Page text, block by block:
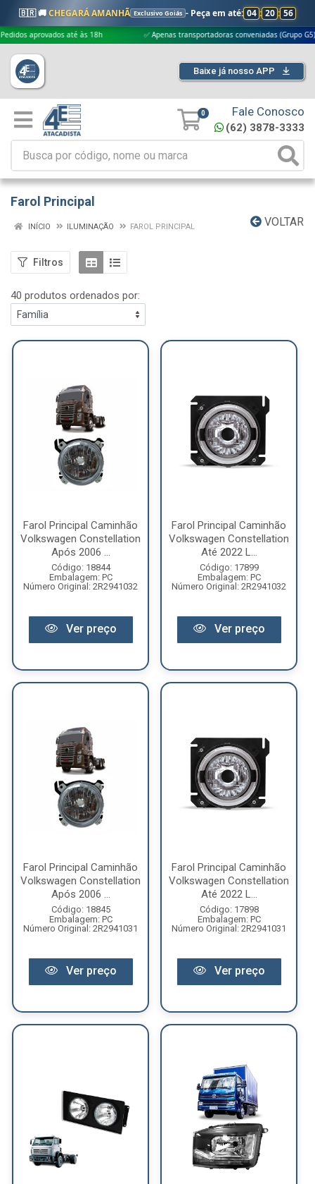
🇧🇷 🚚CHEGARÁ AMANHÃ Exclusivo Goiás - Peça em até: 04 : 20 : 54
até às 18h ✅ Apenas transportadoras conveniadas (Grupo G5)
Baixe já nosso APP
0 Fale Conosco
(62) 3878-3333
Farol Principal
VOLTAR
INÍCIO ILUMINAÇÃO FAROL PRINCIPAL
Filtros
40 produtos ordenados por:
Farol Principal Caminhão
Volkswagen Constellation
Após 2006 ...
Código: 18844
Embalagem: PC
Número Original: 2R2941032
Ver preço
Farol Principal Caminhão
Volkswagen Constellation
Até 2022 L...
Código: 17899
Embalagem: PC
Número Original: 2R2941032
Ver preço
Farol Principal Caminhão
Volkswagen Constellation
Após 2006 ...
Código: 18845
Embalagem: PC
Número Original: 2R2941031
Ver preço
Farol Principal Caminhão
Volkswagen Constellation
Até 2022 L...
Código: 17898
Embalagem: PC
Número Original: 2R2941031
Ver preço